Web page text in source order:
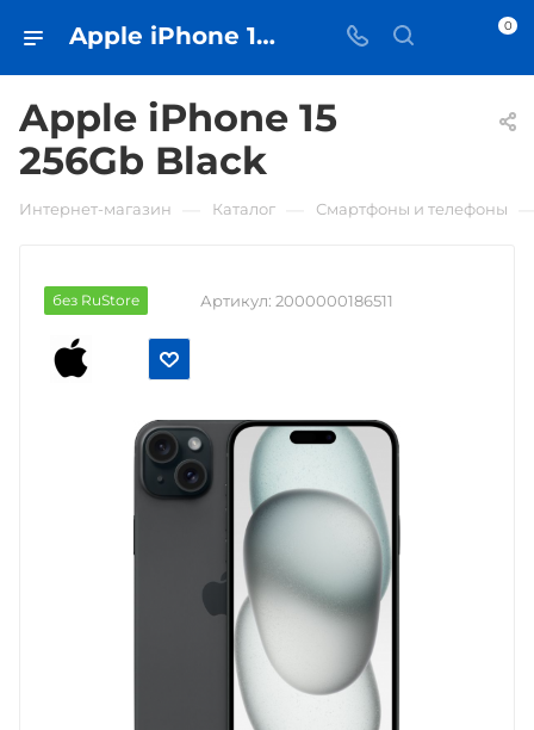
Apple iPhone 15 256Gb Black • купить в Самаре - iЧехол 0
Apple iPhone 15
256Gb Black
Интернет-магазин Каталог Смартфоны и телефоны
без RuStore Артикул: 2000000186511